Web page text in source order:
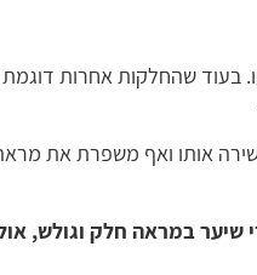
בעוד שהחלקות אחרות
אותו ואף משפרת את
שיער במראה חלק וגולש,